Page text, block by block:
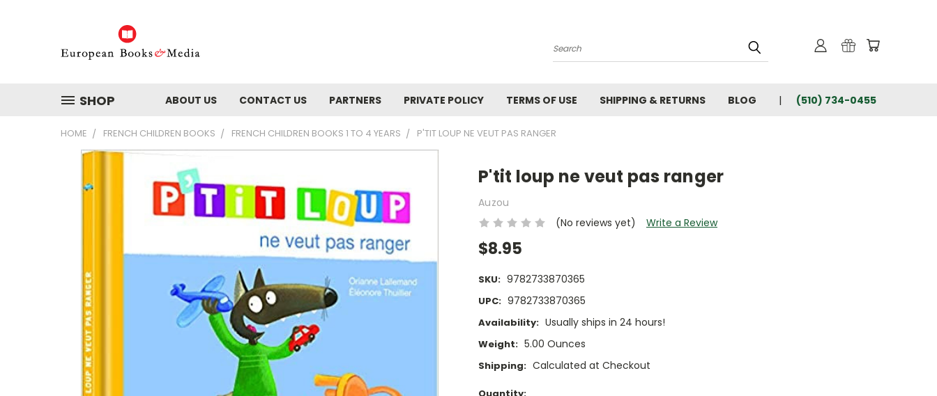
Search
SHOP ABOUT US CONTACT US PARTNERS PRIVATE POLICY TERMS OF USE SHIPPING & RETURNS BLOG (510) 734-0455
HOME FRENCH CHILDREN BOOKS FRENCH CHILDREN BOOKS 1 TO 4 YEARS P'TIT LOUP NE VEUT PAS RANGER
P'tit loup ne veut pas ranger
Auzou
(No reviews yet)
Write a Review
$8.95
SKU: 9782733870365
UPC: 9782733870365
Availability: Usually ships in 24 hours!
Weight: 5.00 Ounces
Shipping: Calculated at Checkout